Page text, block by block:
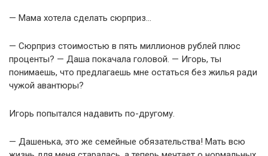
— Мама хотела сделать сюрприз…
— Сюрприз стоимостью в пять миллионов рублей плюс
проценты? — Даша покачала головой. — Игорь, ты
понимаешь, что предлагаешь мне остаться без жилья ради
чужой авантюры?
Игорь попытался надавить по-другому.
— Дашенька, это же семейные обязательства! Мать всю